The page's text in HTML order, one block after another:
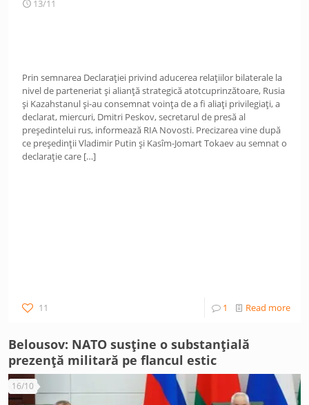
13/11
Prin semnarea Declarației privind aducerea relațiilor bilaterale la
nivel de parteneriat și alianță strategică atotcuprinzătoare, Rusia
și Kazahstanul și-au consemnat voința de a fi aliați privilegiați, a
declarat, miercuri, Dmitri Peskov, secretarul de presă al
președintelui rus, informează RIA Novosti. Precizarea vine după
ce președinții Vladimir Putin și Kasîm-Jomart Tokaev au semnat o
declarație care […]
11 1 Read more
Belousov: NATO susține o substanțială
prezență militară pe flancul estic
16/10